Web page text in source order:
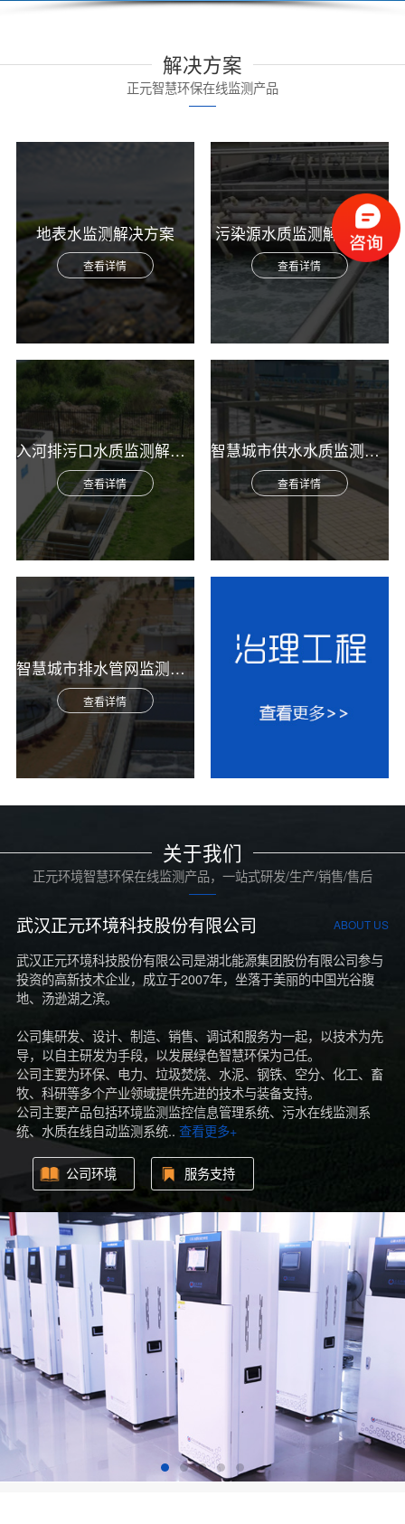
解决方案
正元智慧环保在线监测产品
地表水监测解决方案
查看详情
污染源水质监测解决方案
查看详情
入河排污口水质监测解决方案
查看详情
智慧城市供水水质监测综合解决方案
查看详情
智慧城市排水管网监测综合解决方案
查看详情
关于我们
正元环境智慧环保在线监测产品，一站式研发/生产/销售/售后
武汉正元环境科技股份有限公司 ABOUT US
武汉正元环境科技股份有限公司是湖北能源集团股份有限公司参与
投资的高新技术企业，成立于2007年，坐落于美丽的中国光谷腹
地、汤逊湖之滨。
公司集研发、设计、制造、销售、调试和服务为一起，以技术为先
导，以自主研发为手段，以发展绿色智慧环保为己任。
公司主要为环保、电力、垃圾焚烧、水泥、钢铁、空分、化工、畜
牧、科研等多个产业领域提供先进的技术与装备支持。
公司主要产品包括环境监测监控信息管理系统、污水在线监测系
统、水质在线自动监测系统.. 查看更多+
公司环境 服务支持